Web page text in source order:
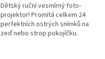
Dětský ruční vesmírný foto-
projektor! Promítá celkem 24
perfektních ostrých snímků na
zeď nebo strop pokojíčku.